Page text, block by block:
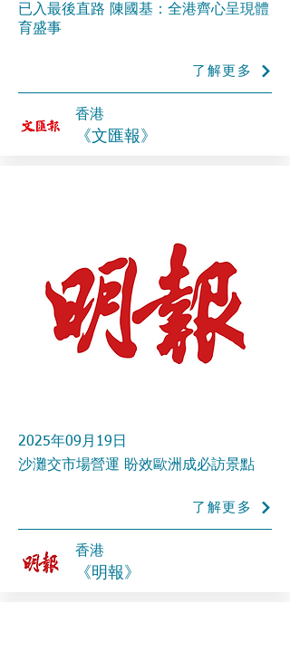
已入最後直路 陳國基：全港齊心呈現體
育盛事
了解更多
香港
《文匯報》
2025年09月19日
沙灘交市場營運 盼效歐洲成必訪景點
了解更多
香港
《明報》